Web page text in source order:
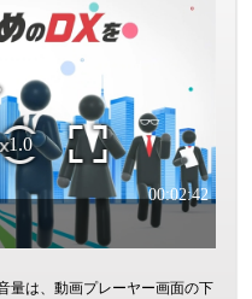
量は、動画プレーヤー画面の下